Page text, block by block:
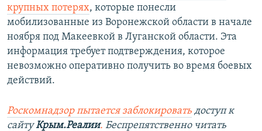
крупных потерях, которые понесли
мобилизованные из Воронежской области в начале
ноября под Макеевкой в Луганской области. Эта
информация требует подтверждения, которое
невозможно оперативно получить во время боевых
действий.
Роскомнадзор пытается заблокировать доступ к
сайтуКрым.Реалии. Беспрепятственно читать